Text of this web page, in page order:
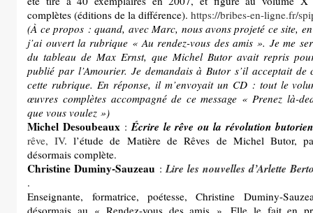
complètes (éditions de la différence).https://bribes-en-ligne.fr/
(À ce propos : quand, avec Marc, nous avons projeté ce site,
j’ai ouvert la rubrique « Au rendez-vous des amis ». Je me
du tableau de Max Ernst, que Michel Butor avait repris
publié par l’Amourier. Je demandais à Butor s’il acceptait de
cette rubrique. En réponse, il m’envoyait un CD : tout le
œuvres complètes accompagné de ce message « Prenez là-
que vous voulez »)
Michel Desoubeaux: Écrire le rêve ou la révolution
rêve, IV. l’étude de Matière de Rêves de Michel Butor,
désormais complète.
Christine Duminy-Sauzeau : Lire les nouvelles d’Arlette
.
Enseignante, formatrice, poétesse, Christine Duminy-
désormais au « Rendez-vous des amis ». Elle le fait en